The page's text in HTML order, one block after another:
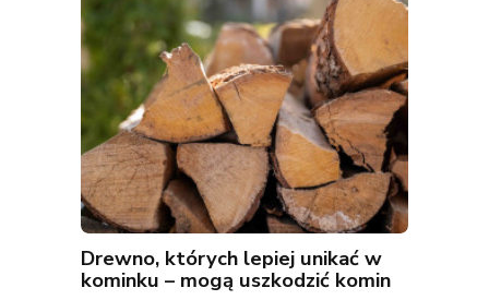
Drewno, których lepiej unikać w
kominku – mogą uszkodzić komin